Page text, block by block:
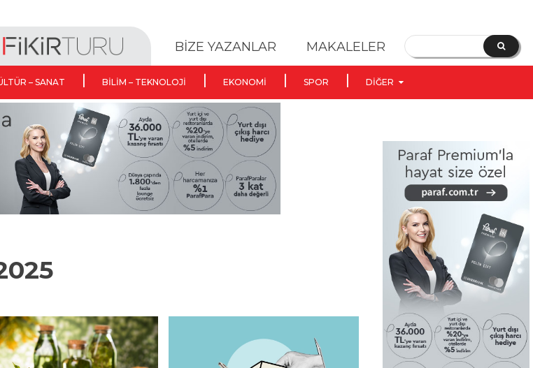
BİZE YAZANLAR MAKALELER
– SANAT BILIM – TEKNOLOJI EKONOMI SPOR DIĞER